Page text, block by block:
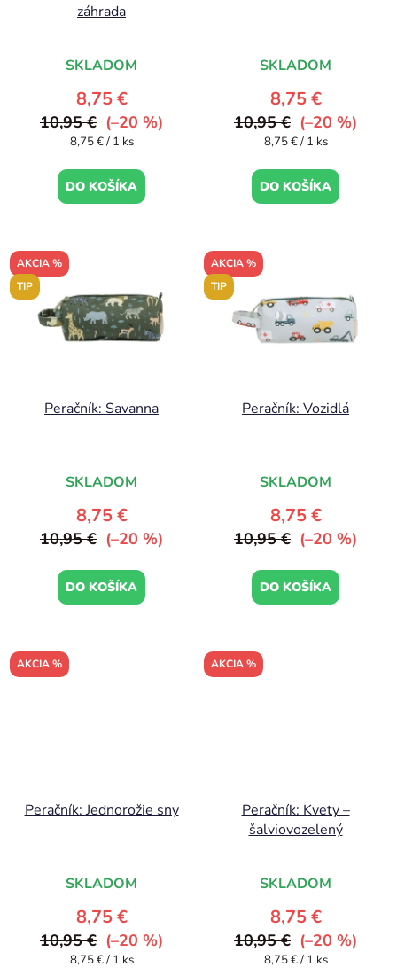
záhrada
SKLADOM
8,75 €
10,95 € (–20 %)
Jednotková
8,75 € / 1 ks
DO KOŠÍKA
SKLADOM
8,75 €
10,95 € (–20 %)
Jednotková
8,75 € / 1 ks
DO KOŠÍKA
AKCIA %
TIP
Peračník: Savanna
SKLADOM
8,75 €
10,95 € (–20 %)
DO KOŠÍKA
AKCIA %
TIP
Peračník: Vozidlá
SKLADOM
8,75 €
10,95 € (–20 %)
DO KOŠÍKA
AKCIA %
Peračník: Jednorožie sny
SKLADOM
8,75 €
10,95 € (–20 %)
Jednotková
8,75 € / 1 ks
AKCIA %
Peračník: Kvety –
šalviovozelený
SKLADOM
8,75 €
10,95 € (–20 %)
Jednotková
8,75 € / 1 ks